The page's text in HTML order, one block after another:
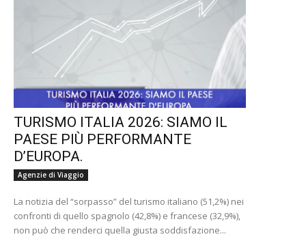
TURISMO ITALIA 2026: SIAMO IL
PAESE PIÙ PERFORMANTE
D’EUROPA.
Agenzie di Viaggio
La notizia del “sorpasso” del turismo italiano (51,2%) nei
confronti di quello spagnolo (42,8%) e francese (32,9%),
non può che renderci quella giusta soddisfazione...